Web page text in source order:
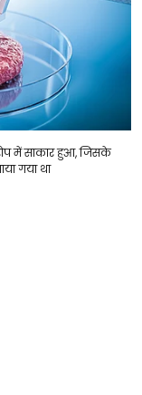
में साकार हुआ, जिसके
गया था